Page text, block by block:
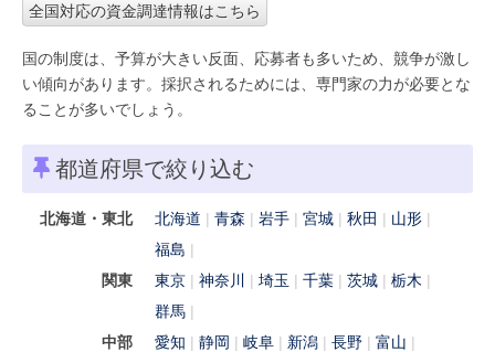
全国対応の資金調達情報はこちら
国の制度は、予算が大きい反面、応募者も多いため、競争が激し
い傾向があります。採択されるためには、専門家の力が必要とな
ることが多いでしょう。
都道府県で絞り込む
北海道・東北 北海道 青森 岩手 宮城 秋田
山形
福島
関東
東京 神奈川 埼玉 千葉 茨城
栃木
群馬
中部
愛知 静岡 岐阜 新潟 長野
富山